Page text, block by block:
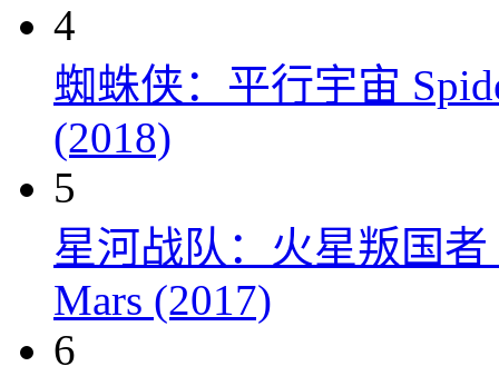
4
蜘蛛侠：平行宇宙
(2018)
5
星河战队：火星叛国者
Mars (2017)
6